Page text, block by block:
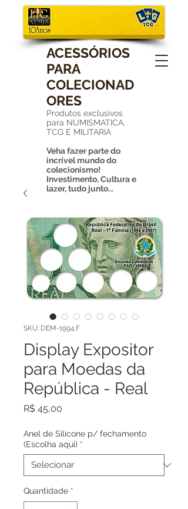
ACESSÓRIOS
PARA
COLECIONAD
ORES
Produtos exclusivos
para NUMISMATICA,
TCG E MILITARIA
Veha fazer parte do
incrível mundo do
colecionismo!
Investimento, Cultura e
lazer, tudo junto...
SKU: DEM-1994.F
Display Expositor
para Moedas da
República - Real
R$ 45,00
Anel de Silicone p/ fechamento
(Escolha aqui) *
Quantidade *